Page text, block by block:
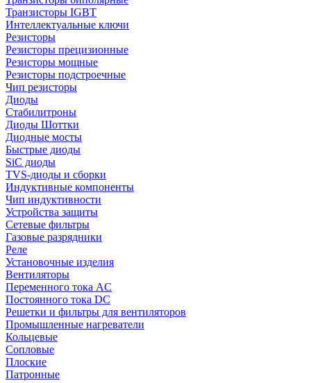
Транзисторы IGBT
Интеллектуальные ключи
Резисторы
Резисторы прецизионные
Резисторы мощные
Резисторы подстроечные
Чип резисторы
Диоды
Стабилитроны
Диоды Шоттки
Диодные мосты
Быстрые диоды
SiC диоды
TVS-диоды и сборки
Индуктивные компоненты
Чип индуктивности
Устройства защиты
Сетевые фильтры
Газовые разрядники
Реле
Установочные изделия
Вентиляторы
Переменного тока AC
Постоянного тока DC
Решетки и фильтры для вентиляторов
Промышленные нагреватели
Кольцевые
Сопловые
Плоские
Патронные